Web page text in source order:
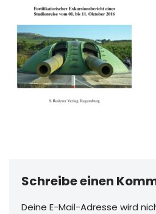
Schreibe einen
Deine E-Mail-Adresse wird